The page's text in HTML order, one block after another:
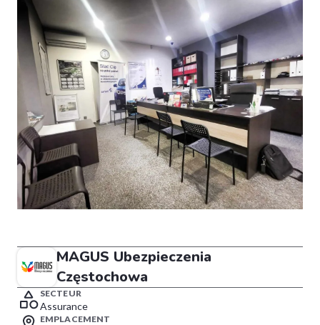
MAGUS Ubezpieczenia
Częstochowa
SECTEUR
Assurance
EMPLACEMENT